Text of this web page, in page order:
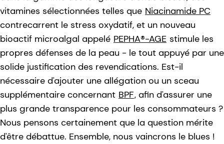
vitamines sélectionnées telles que Niacinamide PC
contrecarrent le stress oxydatif, et un nouveau
bioactif microalgal appelé PEPHA®-AGE stimule les
propres défenses de la peau - le tout appuyé par une
solide justification des revendications. Est-il
nécessaire d'ajouter une allégation ou un sceau
supplémentaire concernant BPF, afin d'assurer une
plus grande transparence pour les consommateurs ?
Nous pensons certainement que la question mérite
d'être débattue. Ensemble, nous vaincrons le blues !